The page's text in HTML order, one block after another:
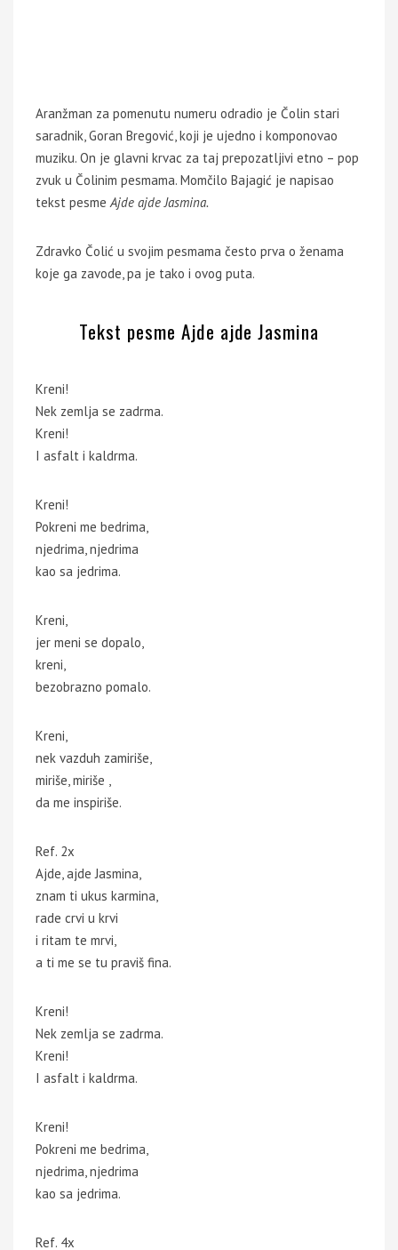
Aranžman za pomenutu numeru odradio je Čolin stari
saradnik, Goran Bregović, koji je ujedno i komponovao
muziku. On je glavni krvac za taj prepozatljivi etno – pop
zvuk u Čolinim pesmama. Momčilo Bajagić je napisao
tekst pesmeAjde ajde Jasmina.
Zdravko Čolić u svojim pesmama često prva o ženama
koje ga zavode, pa je tako i ovog puta.
Tekst pesme Ajde ajde Jasmina
Kreni!
Nek zemlja se zadrma.
Kreni!
I asfalt i kaldrma.
Kreni!
Pokreni me bedrima,
njedrima, njedrima
kao sa jedrima.
Kreni,
jer meni se dopalo,
kreni,
bezobrazno pomalo.
Kreni,
nek vazduh zamiriše,
miriše, miriše ,
da me inspiriše.
Ref. 2x
Ajde, ajde Jasmina,
znam ti ukus karmina,
rade crvi u krvi
i ritam te mrvi,
a ti me se tu praviš fina.
Kreni!
Nek zemlja se zadrma.
Kreni!
I asfalt i kaldrma.
Kreni!
Pokreni me bedrima,
njedrima, njedrima
kao sa jedrima.
Ref. 4x